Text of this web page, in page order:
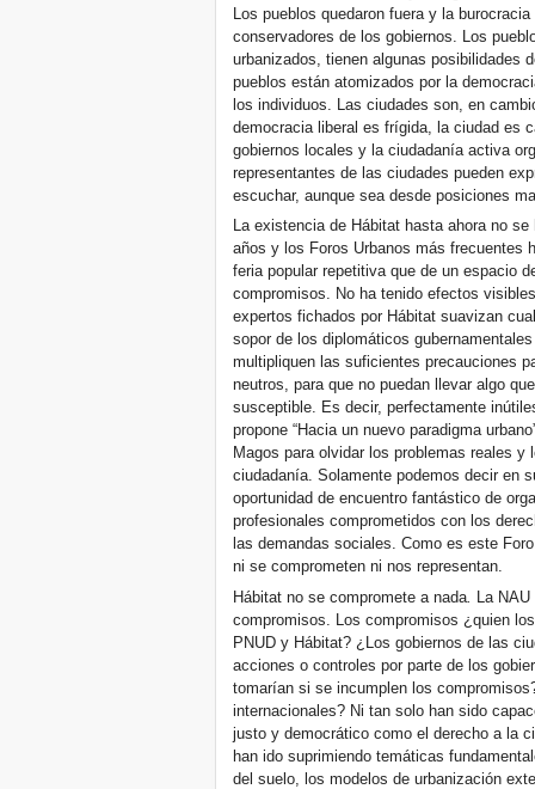
Los pueblos quedaron fuera y la
conservadores de los gobiernos. Los
urbanizados, tienen algunas posibilidades
pueblos están atomizados por la
los individuos. Las ciudades son, en
democracia liberal es frígida, la ciudad es
gobiernos locales y la ciudadanía activa
representantes de las ciudades pueden
escuchar, aunque sea desde posiciones
La existencia de Hábitat hasta ahora no
años y los Foros Urbanos más frecuentes
feria popular repetitiva que de un espacio
compromisos. No ha tenido efectos
expertos fichados por Hábitat suavizan
sopor de los diplomáticos
multipliquen las suficientes precauciones
neutros, para que no puedan llevar algo
susceptible. Es decir, perfectamente
propone “Hacia un nuevo paradigma
Magos para olvidar los problemas reales
ciudadanía. Solamente podemos decir en
oportunidad de encuentro fantástico de
profesionales comprometidos con los
las demandas sociales. Como es este
ni se comprometen ni nos representan.
Hábitat no se compromete a nada
La
compromisos. Los compromisos ¿quien
PNUD y Hábitat? ¿Los gobiernos de las
acciones o controles por parte de los
tomarían si se incumplen los
internacionales? Ni tan solo han sido
justo y democrático como el derecho a la
han ido suprimiendo temáticas
del suelo, los modelos de urbanización